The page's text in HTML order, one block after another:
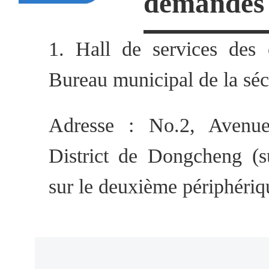
Centre de Soins de Santé
Beijing, le certificat doit
la date d'acceptation).
►Le justificatif
par l'employeur selon
continue les fonctions
1. Hall de services des
Bureau municipal de la
Adresse : No.2,
District de Dongcheng
sur le deuxième